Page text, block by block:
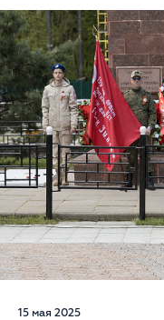
15 мая 2025